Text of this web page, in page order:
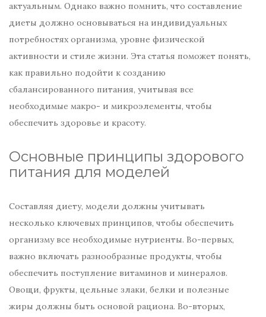
актуальным. Однако важно помнить, что составление
диеты должно основываться на индивидуальных
потребностях организма, уровне физической
активности и стиле жизни. Эта статья поможет понять,
как правильно подойти к созданию
сбалансированного питания, учитывая все
необходимые макро- и микроэлементы, чтобы
обеспечить здоровье и красоту.
Основные принципы здорового
питания для моделей
Составляя диету, модели должны учитывать
несколько ключевых принципов, чтобы обеспечить
организму все необходимые нутриенты. Во-первых,
важно включать разнообразные продукты, чтобы
обеспечить поступление витаминов и минералов.
Овощи, фрукты, цельные злаки, белки и полезные
жиры должны быть основой рациона. Во-вторых,